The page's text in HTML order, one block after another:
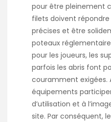
pour être pleinement
filets doivent
précises et être
poteaux
pour les joueurs, les
parfois les abris font
couramment exigées.
équipements
d’utilisation et à
site. Par conséquent,